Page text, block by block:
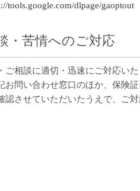
tools.google.com/dlpage/gaoptout
・苦情へのご対応
相談に適切・迅速にご対応い
問い合わせ窓口のほか、保険
させていただいたうえで、ご